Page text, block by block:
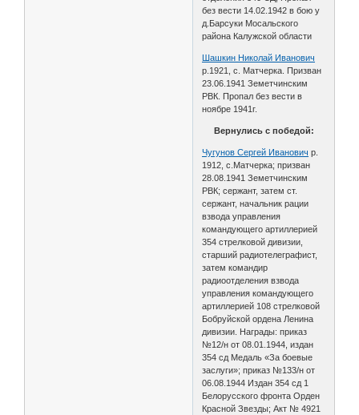
без вести 14.02.1942 в бою у
д.Барсуки Мосальского
района Калужской области
Шашкин Николай Иванович
р.1921, с. Матчерка. Призван
23.06.1941 Земетчинским
РВК. Пропал без вести в
ноябре 1941г.
Вернулись с победой:
Чугунов Сергей Иванович р.
1912, с.Матчерка; призван
28.08.1941 Земетчинским
РВК; сержант, затем ст.
сержант, начальник рации
взвода управления
командующего артиллерией
354 стрелковой дивизии,
старший радиотелеграфист,
затем командир
радиоотделения взвода
управления командующего
артиллерией 108 стрелковой
Бобруйской ордена Ленина
дивизии. Награды: приказ
№12/н от 08.01.1944, издан
354 сд Медаль «За боевые
заслуги»; приказ №133/н от
06.08.1944 Издан 354 сд 1
Белорусского фронта Орден
Красной Звезды; Акт № 4921